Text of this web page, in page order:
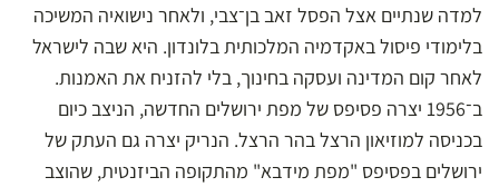
למדה שנתיים אצל הפסל זאב בן־צבי, ולאחר נישואיה המשיכה
בלימודי פיסול באקדמיה המלכותית בלונדון. היא שבה לישראל
לאחר קום המדינה ועסקה בחינוך, בלי להזניח את האמנות.
ב־1956 יצרה פסיפס של מפת ירושלים החדשה, הניצב כיום
בכניסה למוזיאון הרצל בהר הרצל. הנריק יצרה גם העתק של
ירושלים בפסיפס "מפת מידבא" מהתקופה הביזנטית, שהוצב